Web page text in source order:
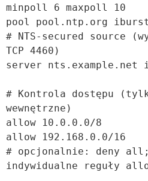
minpoll 6 maxpoll 10
pool pool.ntp.org iburst
# NTS-secured source
TCP 4460)
server nts.example.net
# Kontrola dostępu
wewnętrzne)
allow 10.0.0.0/8
allow 192.168.0.0/16
# opcjonalnie: deny
indywidualne reguły